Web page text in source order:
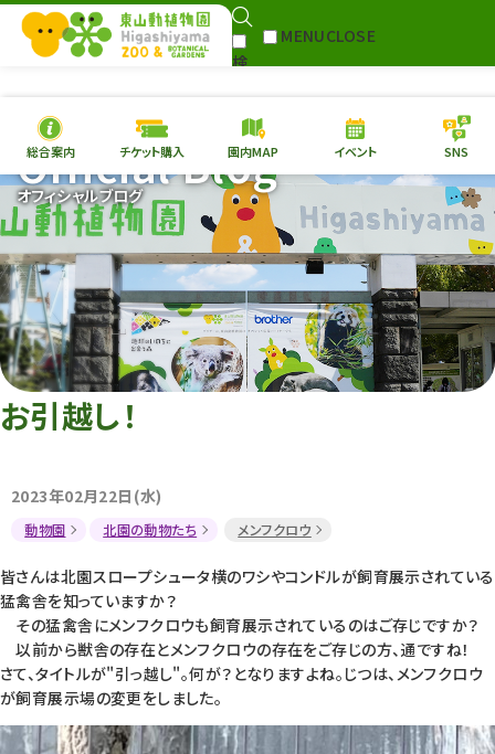
検
MENUCLOSE
本日の開園情報 チケ
園内MAP イベント
総合案内
動物園 植物園
再生プラン
東山動植物園
への支援
総合案内 チケット購入 園内MAP イベント SNS
オフィシャルブログ
Official Blog
お引越し！
2023年02月22日(水)
動物園 北園の動物たち メンフクロウ
皆さんは北園スロープシュータ横のワシやコンドルが飼育展示されている
猛禽舎を知っていますか？
その猛禽舎にメンフクロウも飼育展示されているのはご存じですか？
以前から獣舎の存在とメンフクロウの存在をご存じの方、通ですね！
さて、タイトルが"引っ越し"。何が？となりますよね。じつは、メンフクロウ
が飼育展示場の変更をしました。